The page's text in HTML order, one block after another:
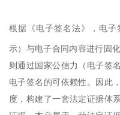
根据《电子签名法》，电
示）与电子合同内容进行固
则通过国家公信力（电子签
电子签名的可依赖性。因此
度，构建了一套法定证据体